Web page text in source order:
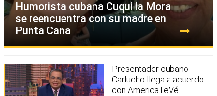
Humorista cubana Cuqui la Mora
se reencuentra con su madre en
Punta Cana
Presentador cubano
Carlucho llega a acuerdo
con AmericaTeVé